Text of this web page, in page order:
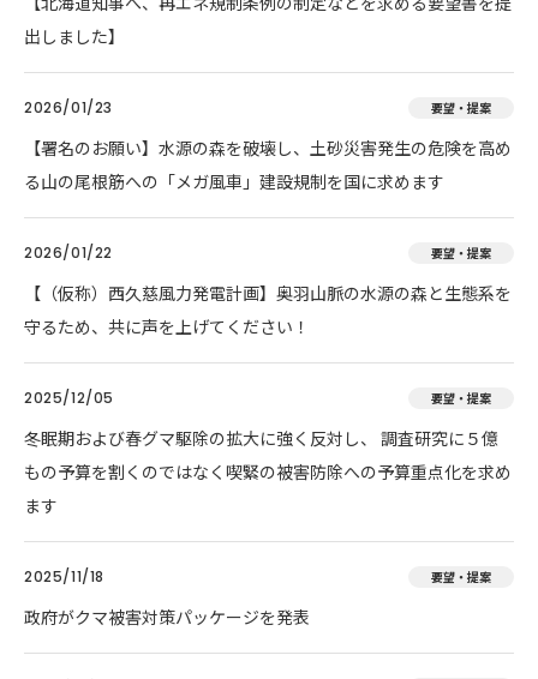
出しました】
2026/01/23 要望・提案
【署名のお願い】水源の森を破壊し、土砂災害発生の危険を高め
る山の尾根筋への「メガ風車」建設規制を国に求めます
2026/01/22 要望・提案
【（仮称）西久慈風力発電計画】奥羽山脈の水源の森と生態系を
守るため、共に声を上げてください！
2025/12/05 要望・提案
冬眠期および春グマ駆除の拡大に強く反対し、 調査研究に５億
もの予算を割くのではなく喫緊の被害防除への予算重点化を求め
ます
2025/11/18 要望・提案
政府がクマ被害対策パッケージを発表